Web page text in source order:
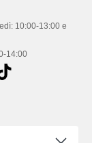
10:00-13:00 e
14:00